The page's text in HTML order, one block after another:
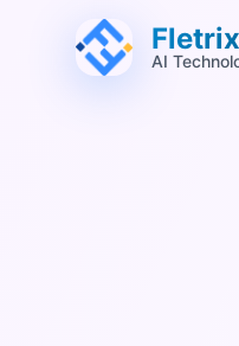
跳至主要內容 (Alt+M)
跳至頁尾 (Alt+F)Fletrix
AI